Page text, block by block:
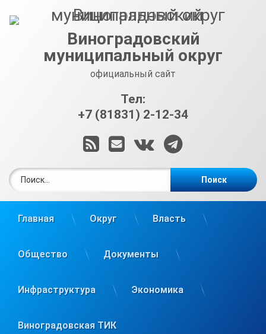
Виноградовский
муниципальный округ
официальный сайт
Тел:
+7 (81831) 2-12-34
RSSE-mailВКонтакте
Telegram
Главная Округ Власть
Общество Документы
Инфраструктура Экономика
Виноградовская ТИК